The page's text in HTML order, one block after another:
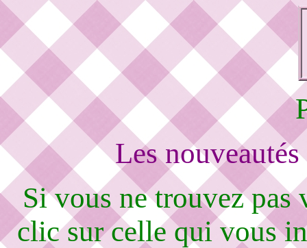
Les
Si vous ne trouvez pas
clic sur celle qui vous